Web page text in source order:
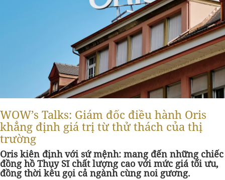
WOW’s Talks: Giám đốc điều hành Oris
khẳng định giá trị từ thử thách của thị
trường
Oris kiên định với sứ mệnh: mang đến những chiếc
đồng hồ Thụy Sĩ chất lượng cao với mức giá tối ưu,
đồng thời kêu gọi cả ngành cùng noi gương.